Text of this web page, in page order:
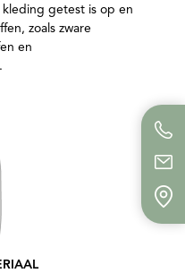
getest is op en
zoals zware
en